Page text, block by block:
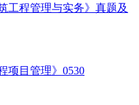
工程管理与实务》真题及
项目管理》0530